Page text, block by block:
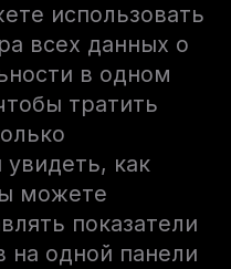
использовать
всех данных о
в одном
тратить
как
можете
показатели
на одной панели